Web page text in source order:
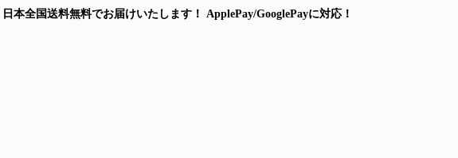
日本全国送料無料でお届けいたします！ ApplePay/GooglePayに対応！